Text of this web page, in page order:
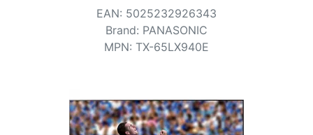
Conditions
EAN: 5025232926343
Brand: PANASONIC
MPN: TX-65LX940E